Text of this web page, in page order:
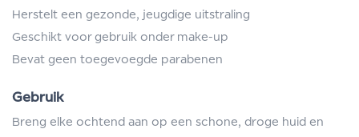
Herstelt een gezonde, jeugdige uitstraling
Geschikt voor gebruik onder make-up
Bevat geen toegevoegde parabenen
Gebruik
Breng elke ochtend aan op een schone, droge huid en